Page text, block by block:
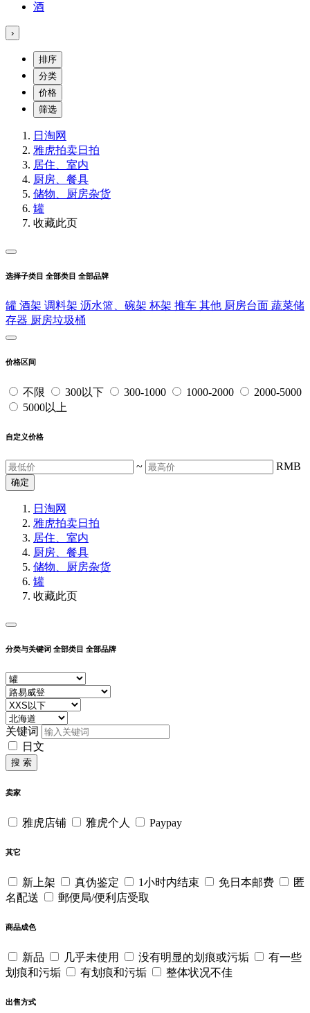
酒
›
排序
分类
价格
筛选
日淘网
雅虎拍卖日拍
居住、室内
厨房、餐具
储物、厨房杂货
罐
收藏此页
选择子类目 全部类目 全部品牌
罐 酒架 调料架 沥水篮、碗架 杯架 推车 其他 厨房台面 蔬菜储
存器 厨房垃圾桶
价格区间
不限 300以下 300-1000 1000-2000
2000-5000
5000以上
自定义价格
~ RMB
确定
日淘网
雅虎拍卖日拍
居住、室内
厨房、餐具
储物、厨房杂货
罐
收藏此页
分类与关键词 全部类目 全部品牌
关键词
日文
搜 索
卖家
雅虎店铺 雅虎个人 Paypay
其它
新上架 真伪鉴定 1小时内结束 免日本邮费
匿
名配送
郵便局/便利店受取
商品成色
新品 几乎未使用 没有明显的划痕或污垢
有一些
划痕和污垢
有划痕和污垢 整体状况不佳
出售方式